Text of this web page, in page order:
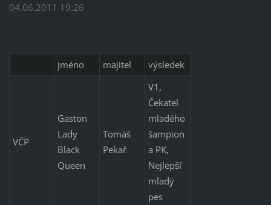
04.06.2011 19:26
jméno majitel výsledek
VČP
Gaston
Lady
Black
Queen
Tomáš
Pekař
V1,
Čekatel
mladého
šampion
a PK,
Nejlepší
mladý
pes